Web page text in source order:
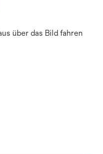
über das Bild fahren